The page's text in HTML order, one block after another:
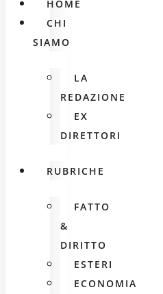
HOME
CHI
SIAMO
LA
REDAZIONE
EX
DIRETTORI
RUBRICHE
FATTO
&
DIRITTO
ESTERI
ECONOMIA